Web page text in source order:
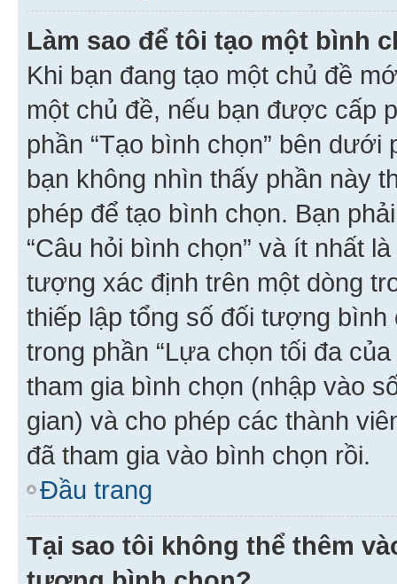
Làm sao để tôi tạo một bình
Khi bạn đang tạo một chủ đề
một chủ đề, nếu bạn được cấp
phần “Tạo bình chọn” bên
bạn không nhìn thấy phần này
phép để tạo bình chọn. Bạn
“Câu hỏi bình chọn” và ít nhất
tượng xác định trên một dòng
thiếp lập tổng số đối tượng
trong phần “Lựa chọn tối đa
tham gia bình chọn (nhập vào
gian) và cho phép các thành
đã tham gia vào bình chọn rồi.
Đầu trang
Tại sao tôi không thể thêm